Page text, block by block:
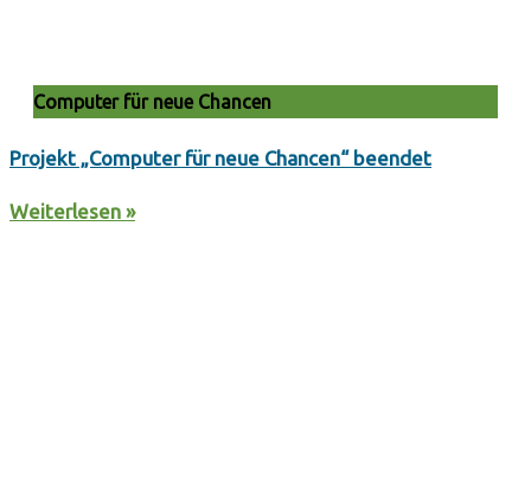
Computer für neue Chancen
Projekt „Computer für neue Chancen“ beendet
Weiterlesen »